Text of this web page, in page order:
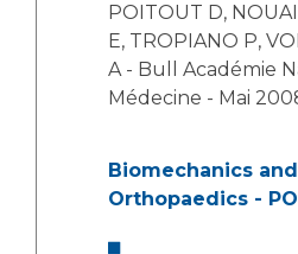
POITOUT D,
E, TROPIANO P, VOLPI R, MERGER
A - Bull Académie
Médecine - Mai
Biomechanics
Orthopaedics -